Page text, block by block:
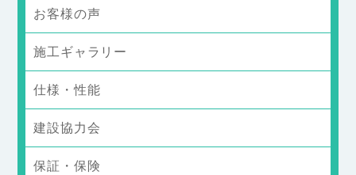
お客様の声
施工ギャラリー
仕様・性能
建設協力会
保証・保険